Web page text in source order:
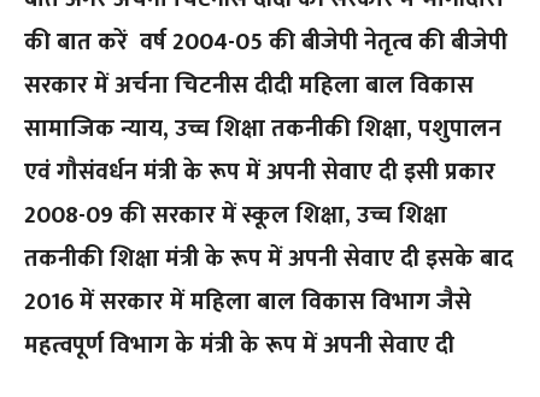
की बात करें वर्ष 2004-05 की बीजेपी नेतृत्व की बीजेपी
सरकार में अर्चना चिटनीस दीदी महिला बाल विकास
सामाजिक न्याय, उच्च शिक्षा तकनीकी शिक्षा, पशुपालन
एवं गौसंवर्धन मंत्री के रूप में अपनी सेवाए दी इसी प्रकार
2008-09 की सरकार में स्कूल शिक्षा, उच्च शिक्षा
तकनीकी शिक्षा मंत्री के रूप में अपनी सेवाए दी इसके बाद
2016 में सरकार में महिला बाल विकास विभाग जैसे
महत्वपूर्ण विभाग के मंत्री के रूप में अपनी सेवाए दी